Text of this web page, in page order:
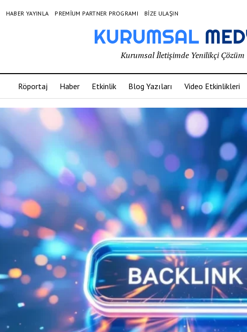
HABER YAYINLA PREMIUM PARTNER PROGRAMI BIZE ULAŞIN
Kurumsal İletişimde Yenilikçi Çözüm
Röportaj Haber Etkinlik Blog Yazıları Video Etkinlikleri